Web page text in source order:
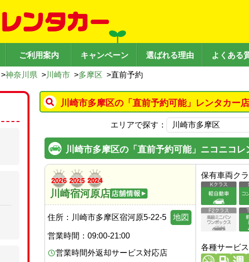
ご利用案内 キャンペーン 選ばれる理由 よくある
>神奈川県 >川崎市 >多摩区 >直前予約
川崎市多摩区の「直前予約可能」レンタカー
エリアで探す：
川崎市多摩区の「直前予約可能」ニコニコ
川崎宿河原店
住所： 川崎市多摩区宿河原5-22-5 地図
営業時間： 09:00-21:00
営業時間外返却サービス対応店
保有車両ク
各種サービス